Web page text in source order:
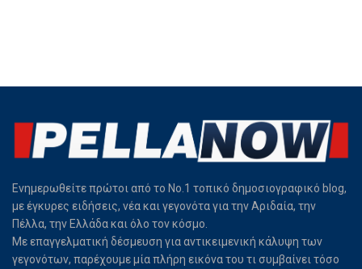
Ενημερωθείτε πρώτοι από το Νο.1 τοπικό δημοσιογραφικό blog,
με έγκυρες ειδήσεις, νέα και γεγονότα για την Αριδαία, την
Πέλλα, την Ελλάδα και όλο τον κόσμο.
Με επαγγελματική δέσμευση για αντικειμενική κάλυψη των
γεγονότων, παρέχουμε μία πλήρη εικόνα του τι συμβαίνει τόσο